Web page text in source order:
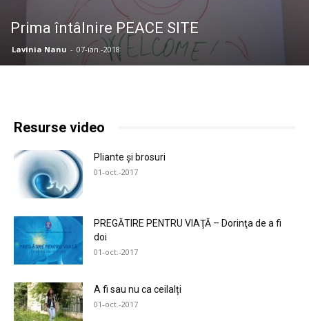
Prima întâlnire PEACE SITE
Lavinia Nanu - 07-ian.-2018
Resurse video
Pliante și brosuri
01-oct.-2017
PREGĂTIRE PENTRU VIAŢĂ – Dorinţa de a fi
doi
01-oct.-2017
A fi sau nu ca ceilalți
01-oct.-2017